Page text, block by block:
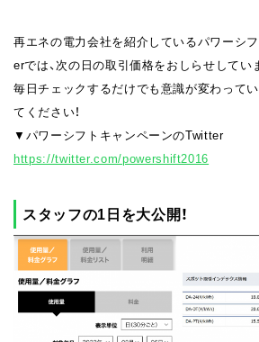
再エネの電力会社を紹介しているパワーシ
erでは、次の日の取引価格をおしらせしてい
毎日チェックするだけでも意識が変わって
てください！
▼パワーシフトキャンペーンのTwitter
https://twitter.com/powershift2016
スタッフの1日を大公開！